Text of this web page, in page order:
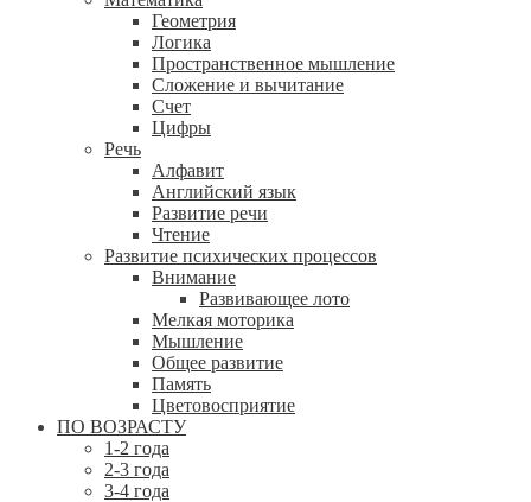
Геометрия
Логика
Пространственное мышление
Сложение и вычитание
Счет
Цифры
Речь
Алфавит
Английский язык
Развитие речи
Чтение
Развитие психических процессов
Внимание
Развивающее лото
Мелкая моторика
Мышление
Общее развитие
Память
Цветовосприятие
ПО ВОЗРАСТУ
1-2 года
2-3 года
3-4 года